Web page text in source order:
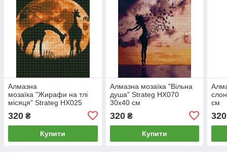
Алмазна
мозаїка "Жирафи на тлі
місяця" Strateg HX025
320 ₴
Купити
Алмазна мозаїка "Вільна
душа" Strateg HX070
30х40 см
320₴
Купити
см
320